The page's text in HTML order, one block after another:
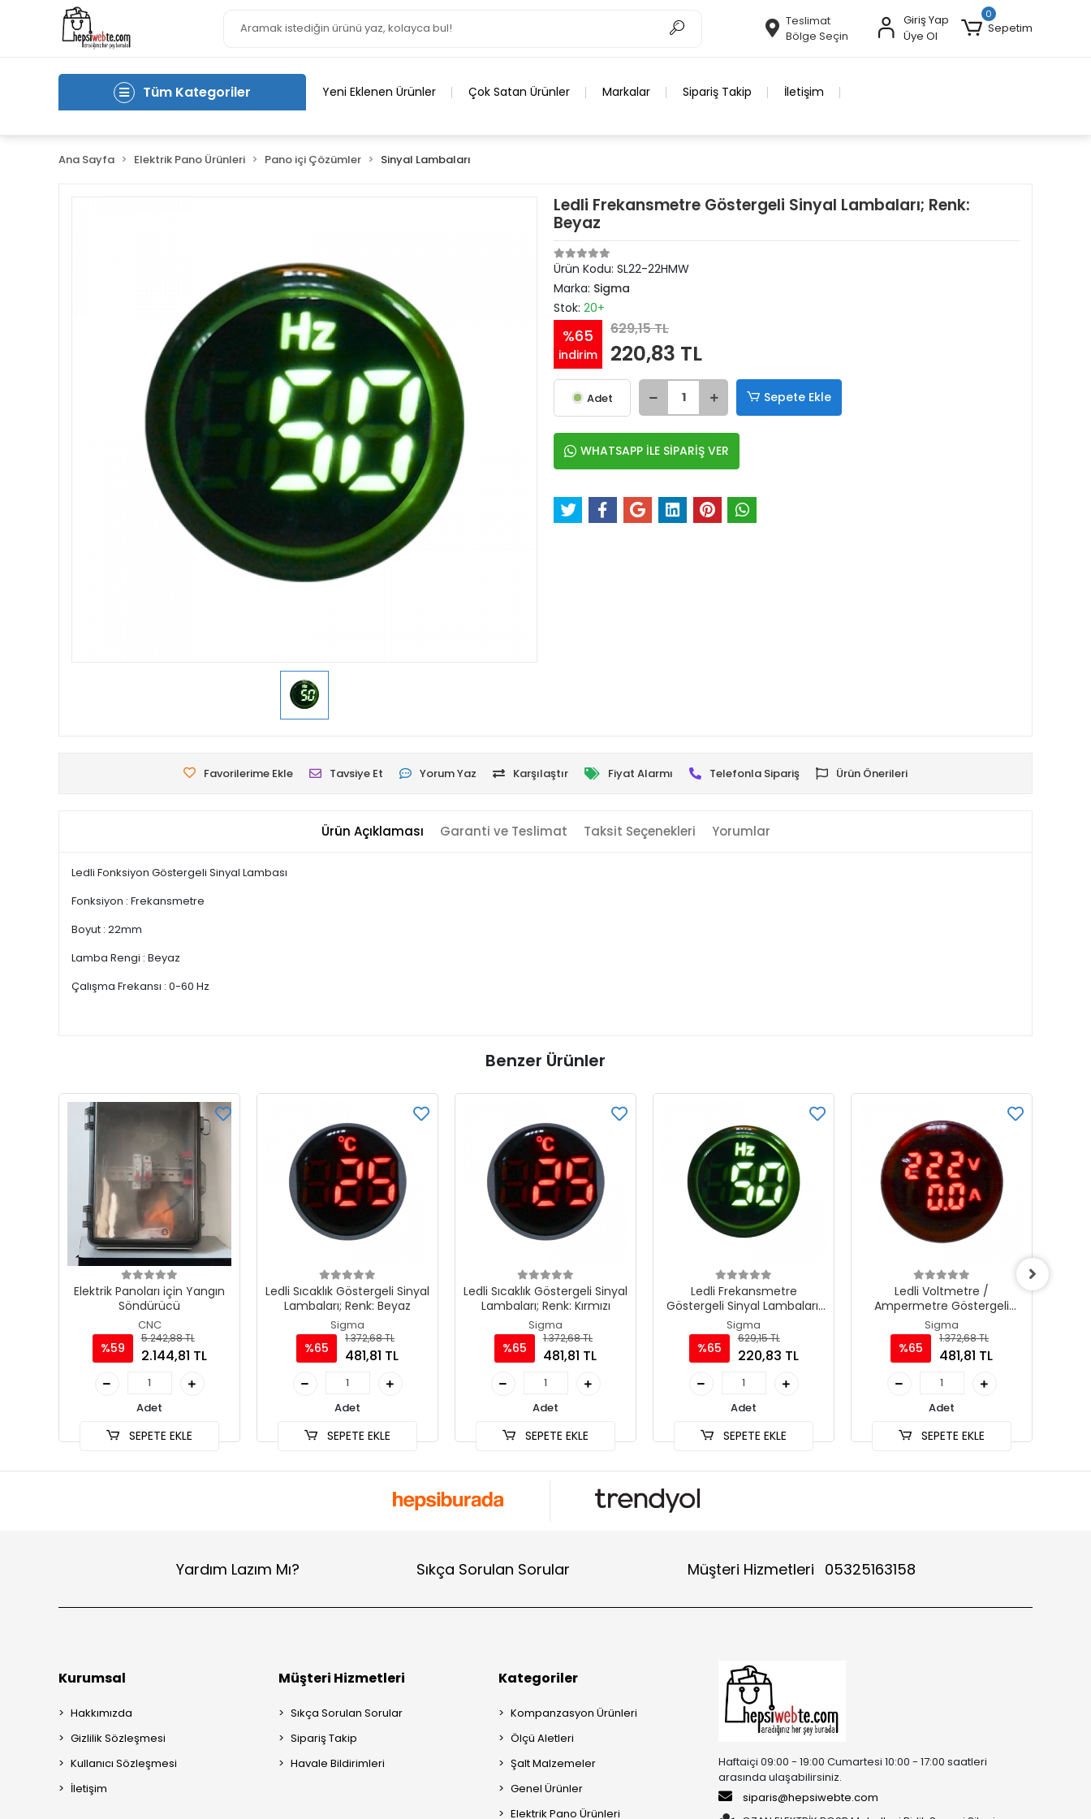
Teslimat
Bölge Seçin
Giriş Yap
Üye Ol
0
Sepetim
Tüm Kategoriler Yeni Eklenen Ürünler Çok Satan Ürünler Markalar Sipariş Takip İletişim
Ana Sayfa Elektrik Pano Ürünleri Pano içi Çözümler Sinyal Lambaları
Ledli Frekansmetre Göstergeli Sinyal Lambaları; Renk:
Beyaz
Ürün Kodu: SL22-22HMW
Marka: Sigma
Stok: 20+
%65
indirim
629,15 TL
220,83 TL
Adet Sepete Ekle
WHATSAPP İLE SİPARİŞ VER
Favorilerime Ekle Tavsiye Et Yorum Yaz Karşılaştır Fiyat Alarmı Telefonla Sipariş Ürün Önerileri
Ürün Açıklaması Garanti ve Teslimat Taksit Seçenekleri Yorumlar
Ledli Fonksiyon Göstergeli Sinyal Lambası
Fonksiyon : Frekansmetre
Boyut : 22mm
Lamba Rengi : Beyaz
Çalışma Frekansı : 0-60 Hz
Benzer Ürünler
Elektrik Panoları için Yangın
Söndürücü
CNC
%59
5.242,88 TL
2.144,81 TL
Adet
SEPETE EKLE
Ledli Sıcaklık Göstergeli Sinyal
Lambaları; Renk: Beyaz
Sigma
%65
1.372,68 TL
481,81 TL
Adet
SEPETE EKLE
Ledli Sıcaklık Göstergeli Sinyal
Lambaları; Renk: Kırmızı
Sigma
%65
1.372,68 TL
481,81 TL
Adet
SEPETE EKLE
Ledli Frekansmetre
Göstergeli Sinyal Lambaları;
Renk: Kırmızı
Sigma
%65
629,15 TL
220,83 TL
Adet
SEPETE EKLE
Ledli Voltmetre /
Ampermetre Göstergeli
Sinyal Lambaları; Renk: Beyaz
Sigma
%65
1.372,68 TL
481,81 TL
Adet
SEPETE EKLE
Yardım Lazım Mı? Sıkça Sorulan Sorular Müşteri Hizmetleri 05325163158
Kurumsal
Hakkımızda
Gizlilik Sözleşmesi
Kullanıcı Sözleşmesi
İletişim
Müşteri Hizmetleri
Sıkça Sorulan Sorular
Sipariş Takip
Havale Bildirimleri
Kategoriler
Kompanzasyon Ürünleri
Ölçü Aletleri
Şalt Malzemeler
Genel Ürünler
Elektrik Pano Ürünleri
Haftaiçi 09:00 - 19:00 Cumartesi 10:00 - 17:00 saatleri
arasında ulaşabilirsiniz.
siparis@hepsiwebte.com